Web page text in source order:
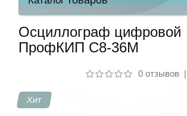
работы
Осциллограф цифровой
ПрофКИП С8-36М
0 отзывов|
Хит